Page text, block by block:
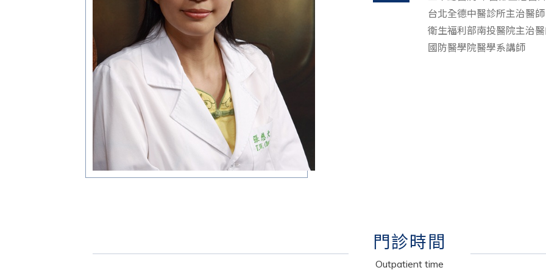
台北全德中醫診所主治醫師
衛生福利部南投醫院主治
國防醫學院醫學系講師
門診時間
Outpatient time